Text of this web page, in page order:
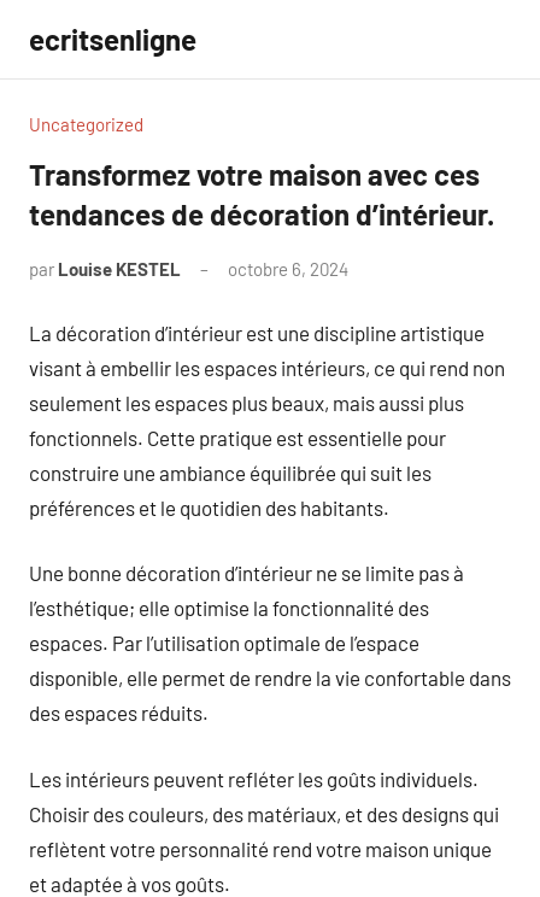
contenu
ecritsenligne
Uncategorized
Transformez votre maison avec ces
tendances de décoration d’intérieur.
par Louise KESTEL octobre 6, 2024
La décoration d’intérieur est une discipline artistique
visant à embellir les espaces intérieurs, ce qui rend non
seulement les espaces plus beaux, mais aussi plus
fonctionnels. Cette pratique est essentielle pour
construire une ambiance équilibrée qui suit les
préférences et le quotidien des habitants.
Une bonne décoration d’intérieur ne se limite pas à
l’esthétique; elle optimise la fonctionnalité des
espaces. Par l’utilisation optimale de l’espace
disponible, elle permet de rendre la vie confortable dans
des espaces réduits.
Les intérieurs peuvent refléter les goûts individuels.
Choisir des couleurs, des matériaux, et des designs qui
reflètent votre personnalité rend votre maison unique
et adaptée à vos goûts.